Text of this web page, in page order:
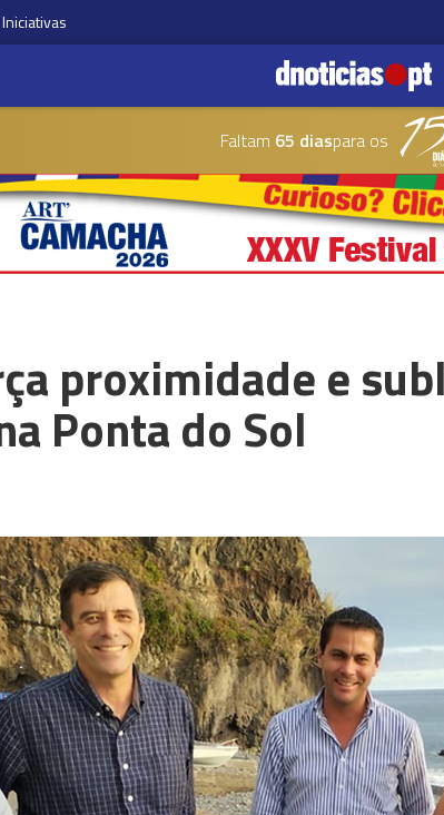
Iniciativas
Faltam 65 diaspara os
proximidade e
Ponta do Sol